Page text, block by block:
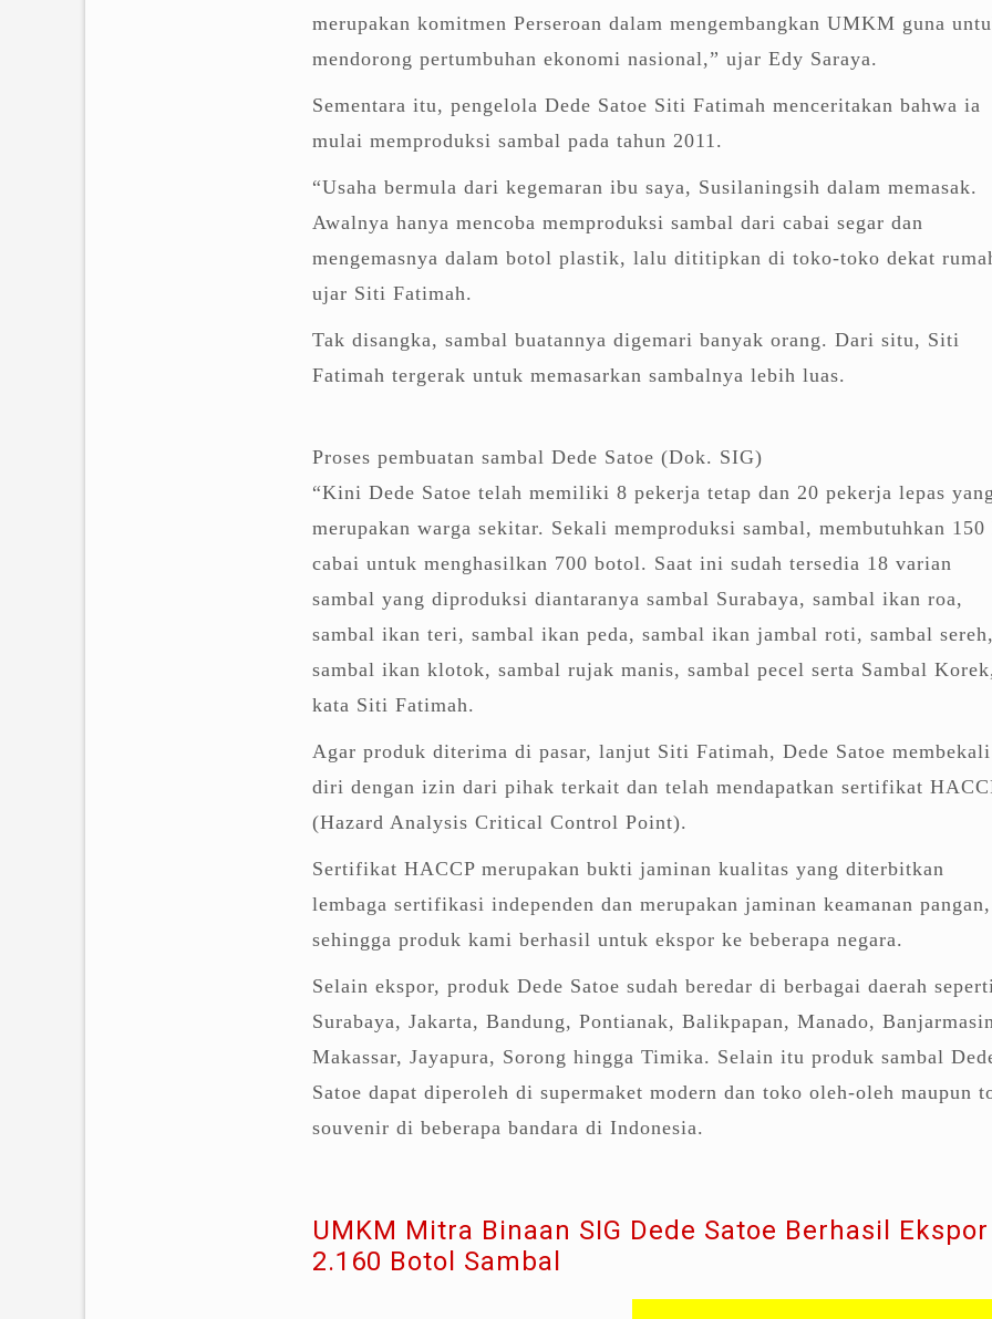
merupakan komitmen Perseroan dalam mengembangkan UMKM guna
mendorong pertumbuhan ekonomi nasional,” ujar Edy Saraya.
Sementara itu, pengelola Dede Satoe Siti Fatimah menceritakan bahwa ia
mulai memproduksi sambal pada tahun 2011.
“Usaha bermula dari kegemaran ibu saya, Susilaningsih dalam memasak.
Awalnya hanya mencoba memproduksi sambal dari cabai segar dan
mengemasnya dalam botol plastik, lalu dititipkan di toko-toko dekat
ujar Siti Fatimah.
Tak disangka, sambal buatannya digemari banyak orang. Dari situ, Siti
Fatimah tergerak untuk memasarkan sambalnya lebih luas.
Proses pembuatan sambal Dede Satoe (Dok. SIG)
“Kini Dede Satoe telah memiliki 8 pekerja tetap dan 20 pekerja lepas yang
merupakan warga sekitar. Sekali memproduksi sambal, membutuhkan 150
cabai untuk menghasilkan 700 botol. Saat ini sudah tersedia 18 varian
sambal yang diproduksi diantaranya sambal Surabaya, sambal ikan roa,
sambal ikan teri, sambal ikan peda, sambal ikan jambal roti, sambal sereh,
sambal ikan klotok, sambal rujak manis, sambal pecel serta Sambal
kata Siti Fatimah.
Agar produk diterima di pasar, lanjut Siti Fatimah, Dede Satoe membekali
diri dengan izin dari pihak terkait dan telah mendapatkan sertifikat
(Hazard Analysis Critical Control Point).
Sertifikat HACCP merupakan bukti jaminan kualitas yang diterbitkan
lembaga sertifikasi independen dan merupakan jaminan keamanan pangan,
sehingga produk kami berhasil untuk ekspor ke beberapa negara.
Selain ekspor, produk Dede Satoe sudah beredar di berbagai daerah seperti
Surabaya, Jakarta, Bandung, Pontianak, Balikpapan, Manado,
Makassar, Jayapura, Sorong hingga Timika. Selain itu produk sambal
Satoe dapat diperoleh di supermaket modern dan toko oleh-oleh maupun
souvenir di beberapa bandara di Indonesia.
UMKM Mitra Binaan SIG Dede Satoe Berhasil Ekspor
2.160 Botol Sambal